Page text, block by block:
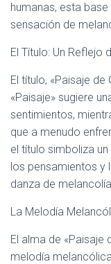
humanas, esta
sensación de
El Título: Un Reflejo
El título, «Paisaje
«Paisaje» sugiere
sentimientos,
que a menudo
el título simboliza
los pensamientos y
danza de
La Melodía
El alma de «Paisaje
melodía